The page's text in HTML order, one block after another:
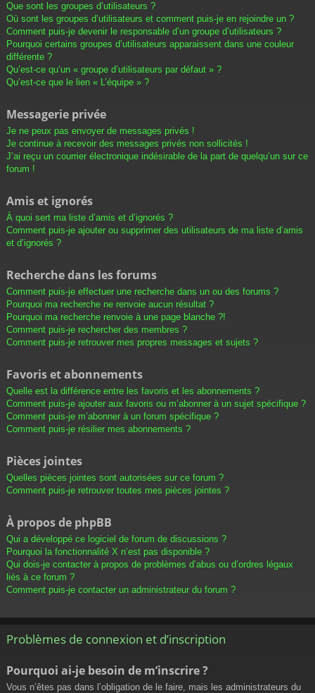
Que sont les groupes d’utilisateurs ?
Où sont les groupes d’utilisateurs et comment puis-je en rejoindre un ?
Comment puis-je devenir le responsable d’un groupe d’utilisateurs ?
Pourquoi certains groupes d’utilisateurs apparaissent dans une couleur
différente ?
Qu’est-ce qu’un « groupe d’utilisateurs par défaut » ?
Qu’est-ce que le lien « L’équipe » ?
Messagerie privée
Je ne peux pas envoyer de messages privés !
Je continue à recevoir des messages privés non sollicités !
J’ai reçu un courrier électronique indésirable de la part de quelqu’un sur ce
forum !
Amis et ignorés
À quoi sert ma liste d’amis et d’ignorés ?
Comment puis-je ajouter ou supprimer des utilisateurs de ma liste d’amis
et d’ignorés ?
Recherche dans les forums
Comment puis-je effectuer une recherche dans un ou des forums ?
Pourquoi ma recherche ne renvoie aucun résultat ?
Pourquoi ma recherche renvoie à une page blanche ?!
Comment puis-je rechercher des membres ?
Comment puis-je retrouver mes propres messages et sujets ?
Favoris et abonnements
Quelle est la différence entre les favoris et les abonnements ?
Comment puis-je ajouter aux favoris ou m’abonner à un sujet spécifique ?
Comment puis-je m’abonner à un forum spécifique ?
Comment puis-je résilier mes abonnements ?
Pièces jointes
Quelles pièces jointes sont autorisées sur ce forum ?
Comment puis-je retrouver toutes mes pièces jointes ?
À propos de phpBB
Qui a développé ce logiciel de forum de discussions ?
Pourquoi la fonctionnalité X n’est pas disponible ?
Qui dois-je contacter à propos de problèmes d’abus ou d’ordres légaux
liés à ce forum ?
Comment puis-je contacter un administrateur du forum ?
Problèmes de connexion et d’inscription
Pourquoi ai-je besoin de m’inscrire ?
Vous n’êtes pas dans l’obligation de le faire, mais les administrateurs du